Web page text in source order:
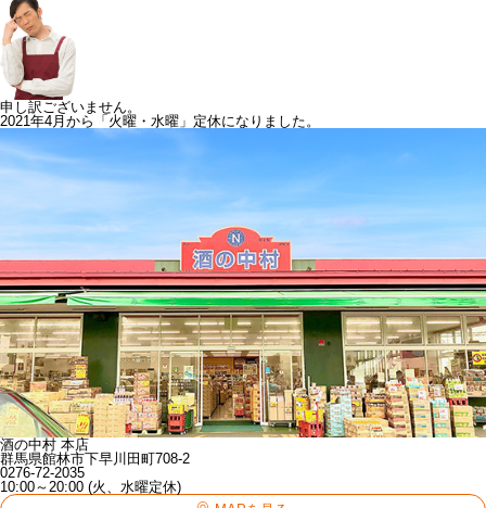
申し訳ございません。
2021年4月から「火曜・水曜」定休になりました。
酒の中村 本店
群馬県館林市下早川田町708-2
0276-72-2035
10:00～20:00 (火、水曜定休)